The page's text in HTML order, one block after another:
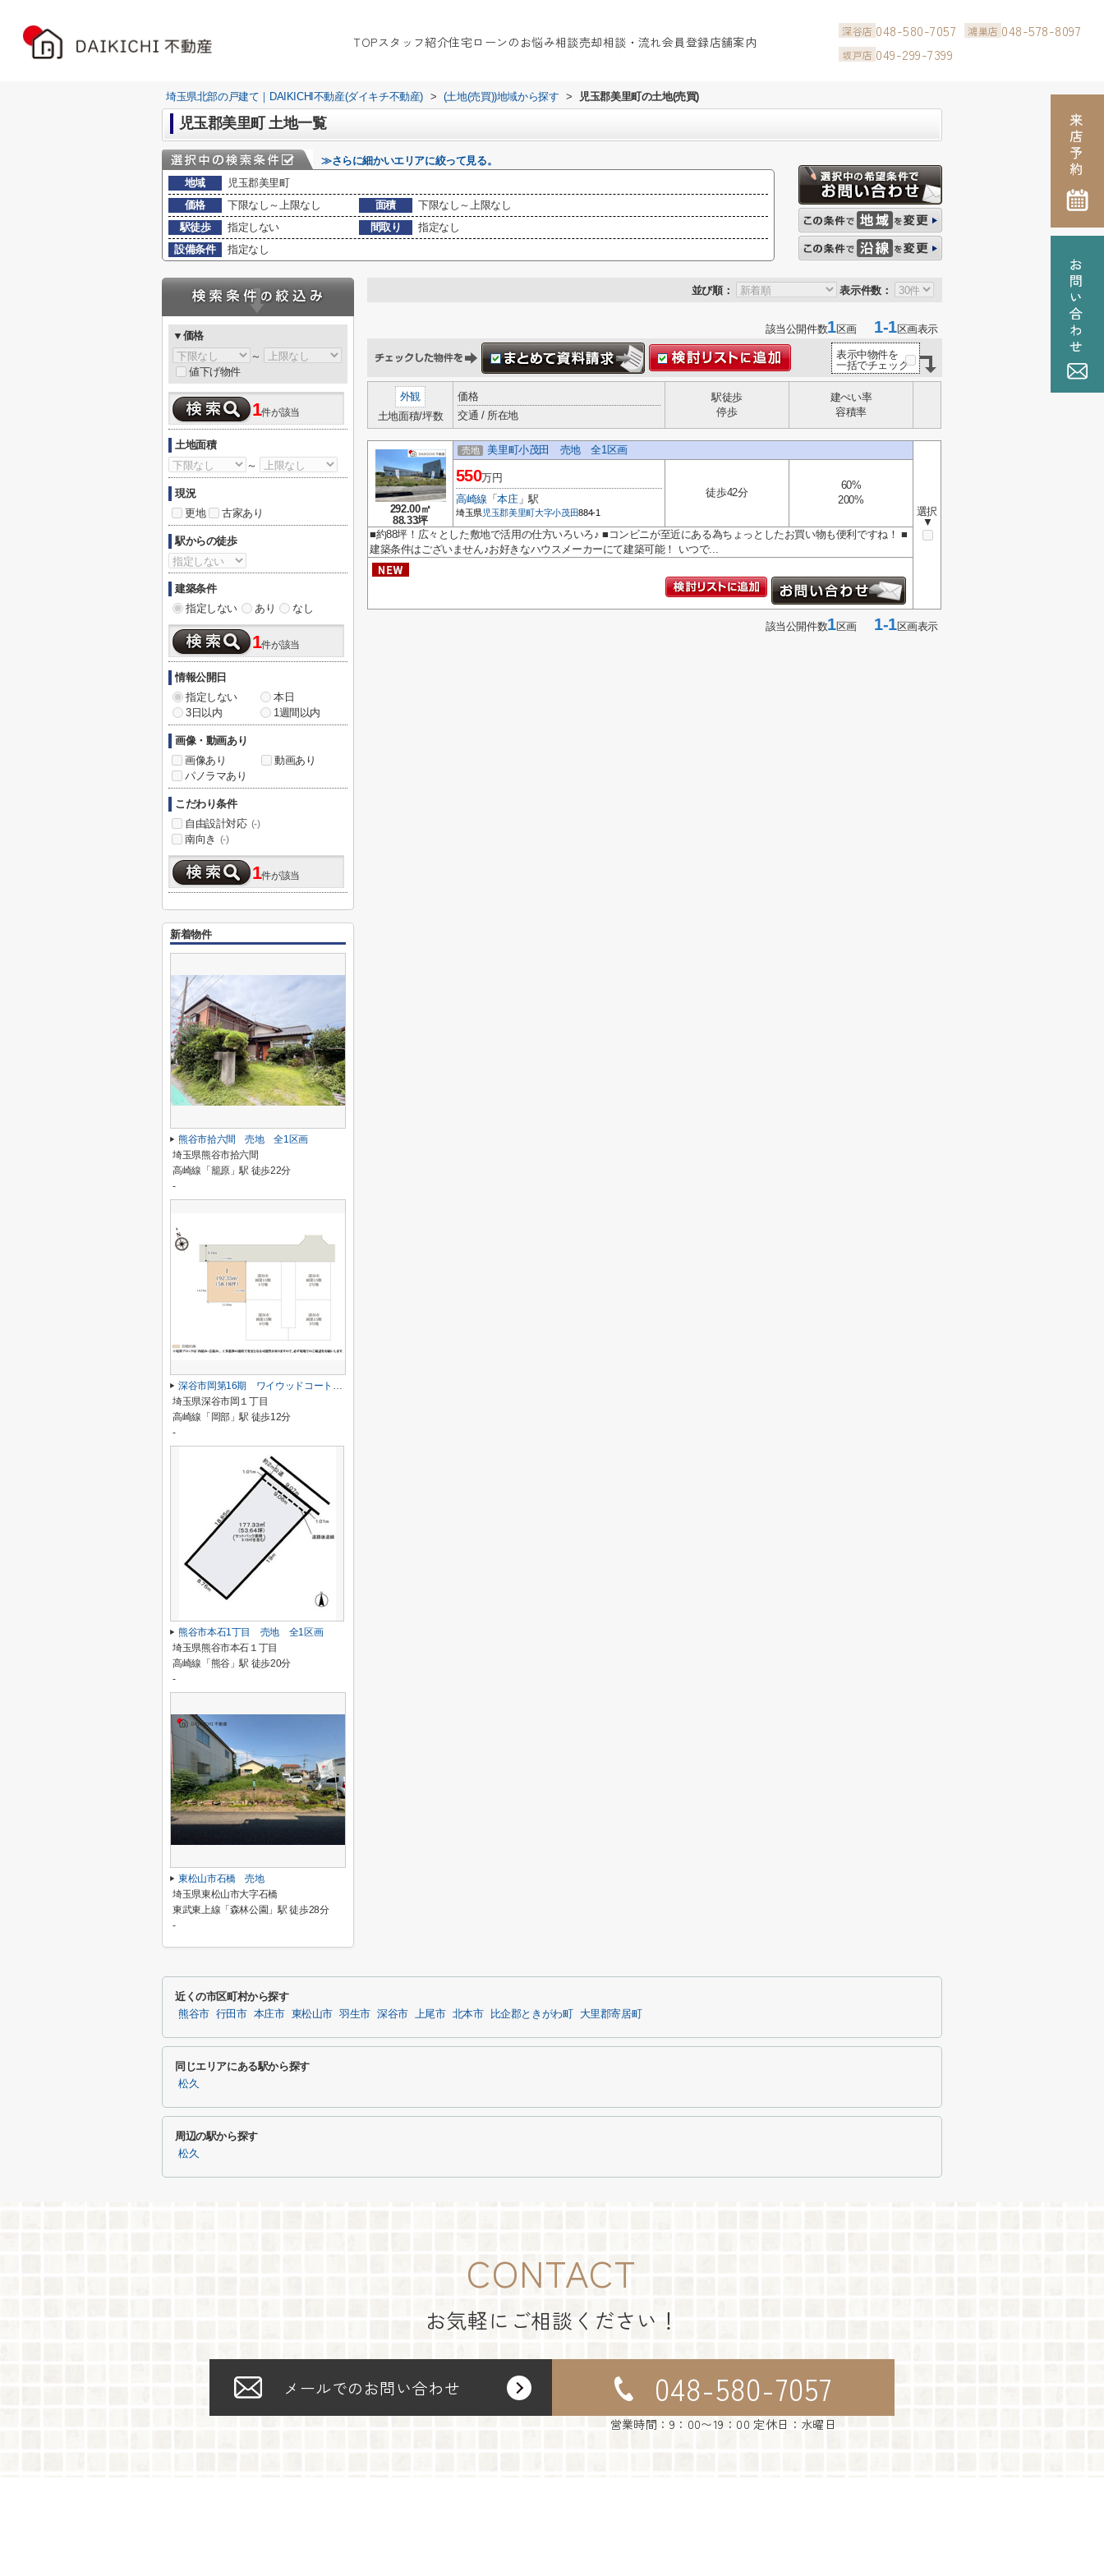
TOPスタッフ紹介住宅ローンのお悩み相談売却相談・流れ会員登録店舗案内
深谷店 048-580-7057 鴻巣店 048-578-8097
坂戸店 049-299-7399
埼玉県北部の戸建て｜DAIKICHI不動産(ダイキチ不動産) > (土地(売買))地域から探す > 児玉郡美里町の土地(売買)
児玉郡美里町 土地一覧
≫さらに細かいエリアに絞って見る。
地域
児玉郡美里町
価格
下限なし～上限なし 面積
下限なし～上限なし
駅徒歩
指定しない 間取り
指定なし
設備条件
指定なし
並び順： 表示件数：
該当公開件数1区画1-1区画表示
表示中物件を
一括でチェック
外観
土地面積/坪数
価格
交通 / 所在地
駅徒歩
停歩
建ぺい率
容積率
292.00㎡
88.33坪
売地 美里町小茂田 売地 全1区画
選択
▼
550万円
高崎線 「本庄」駅
埼玉県児玉郡美里町大字小茂田884-1
徒歩42分
60%
200%
■約88坪！広々とした敷地で活用の仕方いろいろ♪ ■コンビニが至近にある為ちょっとしたお買い物も便利ですね！ ■
建築条件はございません♪お好きなハウスメーカーにて建築可能！ いつで...
該当公開件数1区画1-1区画表示
▼価格
～
値下げ物件
1件が該当
土地面積
～
現況
更地
古家あり
駅からの徒歩
建築条件
指定しない
あり なし
1件が該当
情報公開日
指定しない
本日
3日以内
1週間以内
画像・動画あり
画像あり
動画あり
パノラマあり
こだわり条件
自由設計対応 (-)
南向き (-)
1件が該当
新着物件
熊谷市拾六間 売地 全1区画
埼玉県熊谷市拾六間
高崎線「籠原」駅 徒歩22分
-
深谷市岡第16期 ワイウッドコート 売地 全1区画 1号地
埼玉県深谷市岡１丁目
高崎線「岡部」駅 徒歩12分
-
熊谷市本石1丁目 売地 全1区画
埼玉県熊谷市本石１丁目
高崎線「熊谷」駅 徒歩20分
-
東松山市石橋 売地
埼玉県東松山市大字石橋
東武東上線「森林公園」駅 徒歩28分
-
近くの市区町村から探す
熊谷市 行田市 本庄市 東松山市 羽生市 深谷市 上尾市 北本市 比企郡ときがわ町 大里郡寄居町
同じエリアにある駅から探す
松久
周辺の駅から探す
松久
CONTACT
お気軽にご相談ください！
メールでのお問い合わせ 048-580-7057
営業時間：9：00〜19：00 定休日：水曜日